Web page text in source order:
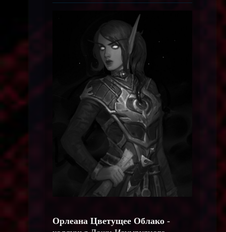
Орлеана Цветущее Облако -